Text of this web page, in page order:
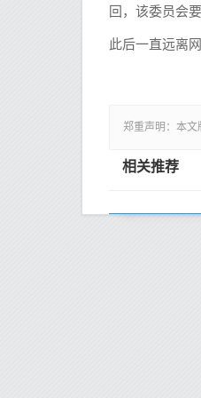
回，该委员会
此后一直远离
郑重声明：本文
相关推荐